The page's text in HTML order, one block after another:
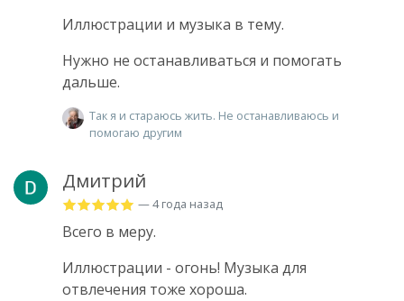
Иллюстрации и музыка в тему.
Нужно не останавливаться и помогать
дальше.
Так я и стараюсь жить. Не останавливаюсь и
помогаю другим
Дмитрий
— 4 года назад
Всего в меру.
Иллюстрации - огонь! Музыка для
отвлечения тоже хороша.